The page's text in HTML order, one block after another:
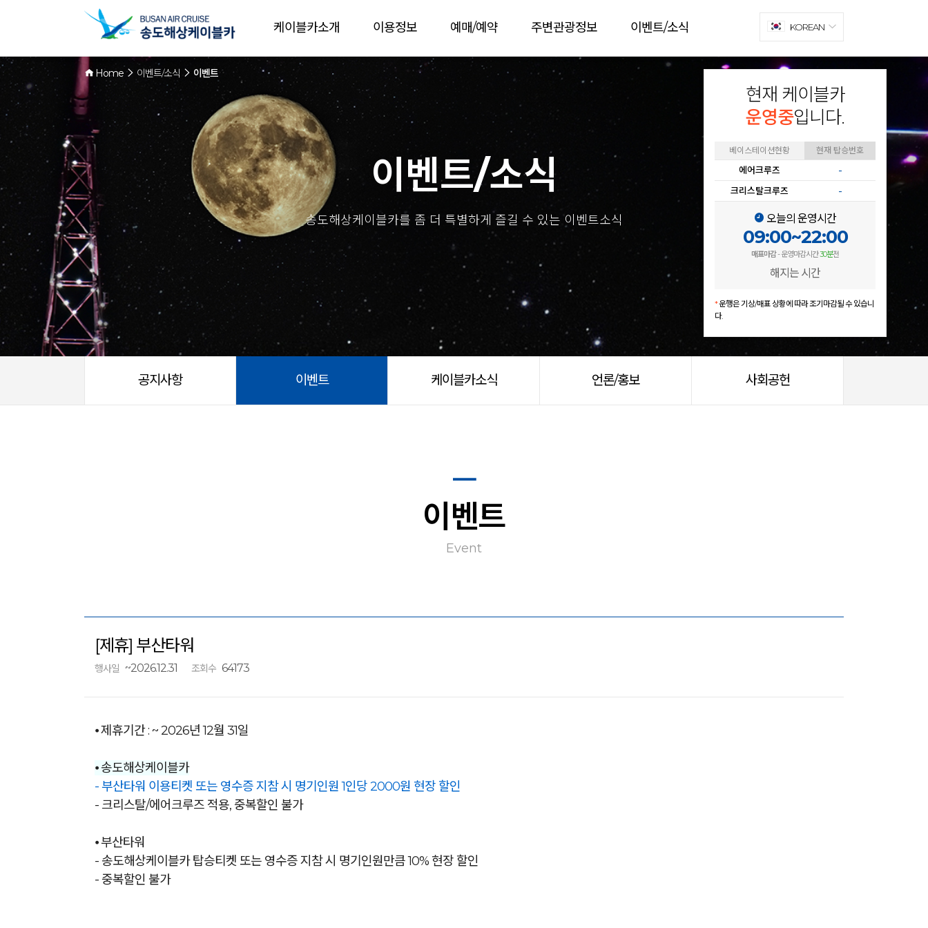
현재 케이블카
운영중입니다.
베이스테이션현황 현재 탑승번호
에어크루즈
-
크리스탈크루즈
-
오늘의 운영시간
09:00~22:00
매표마감- 운영마감시간30분전
해지는 시간
*운행은 기상/매표 상황에 따라 조기마감될 수 있습니
다.
케이블카소개 이용정보 예매/예약 주변관광정보 이벤트/소식 KOREAN
Home 이벤트/소식 이벤트
이벤트/소식
송도해상케이블카를 좀 더 특별하게 즐길 수 있는 이벤트소식
공지사항 이벤트 케이블카소식 언론/홍보 사회공헌
이벤트
Event
[제휴] 부산타워
행사일 ~2026.12.31 조회수 64173
⦁ 제휴기간 : ~ 2026년 12월 31일
⦁송도해상케이블카
- 부산타워 이용티켓 또는 영수증 지참 시 명기인원 1인당 2000원 현장 할인
- 크리스탈/에어크루즈 적용, 중복할인 불가
⦁ 부산타워
- 송도해상케이블카 탑승티켓 또는 영수증 지참 시 명기인원만큼 10% 현장 할인
- 중복할인 불가